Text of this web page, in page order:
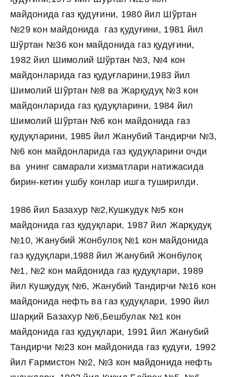
майдонида газ қудуғини, 1980 йил Шўртан
№29 кон майдонида газ қудуғини, 1981 йил
Шўртан №36 кон майдонида газ қудуғини,
1982 йил Шимолий Шўртан №3, №4 кон
майдонларида газ қудуғларини,1983 йил
Шимолий Шўртан №8 ва Жарқудуқ №3 кон
майдонларида газ қудуқларини, 1984 йил
Шимолий Шўртан №6 кон майдонида газ
қудуқларини, 1985 йил Жанубий Тандирчи №3,
№6 кон майдонларида газ қудуқларини очди
ва унинг самарали хизматлари натижасида
бирин-кетин ушбу конлар ишга туширилди.
1986 йил Базахур №2,Кушкудук №5 кон
майдонида газ қудуқлари, 1987 йил Жарқудуқ
№10, Жанубий Жонбулоқ №1 кон майдонида
газ қудуқлари,1988 йил Жанубий Жонбулоқ
№1, №2 кон майдонида газ қудуқлари, 1989
йил Кушқудуқ №6, Жанубий Тандирчи №16 кон
майдонида нефть ва газ қудуқлари, 1990 йил
Шарқий Базахур №6,Бешбулак №1 кон
майдонида газ қудуқлари, 1991 йил Жанубий
Тандирчи №23 кон майдонида газ қудуғи, 1992
йил Ғармистон №2, №3 кон майдонида нефть